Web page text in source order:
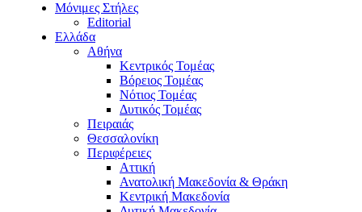
Μόνιμες Στήλες
Editorial
Ελλάδα
Αθήνα
Κεντρικός Τομέας
Βόρειος Τομέας
Νότιος Τομέας
Δυτικός Τομέας
Πειραιάς
Θεσσαλονίκη
Περιφέρειες
Αττική
Ανατολική Μακεδονία & Θράκη
Κεντρική Μακεδονία